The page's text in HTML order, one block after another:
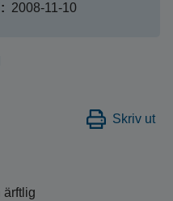
2008-11-10
Skriv ut
ärftlig